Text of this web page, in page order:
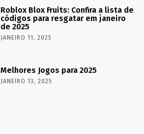
Roblox Blox Fruits: Confira a lista de
códigos para resgatar em janeiro
de 2025
JANEIRO 11, 2025
Melhores Jogos para 2025
JANEIRO 13, 2025